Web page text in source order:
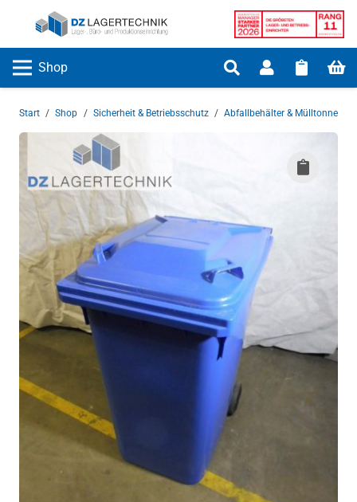
Shop
Start / Shop / Sicherheit & Betriebsschutz / Abfallbehälter & Mülltonnen